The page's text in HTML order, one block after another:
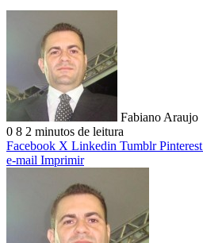
Fabiano Araujo
0 8 2 minutos de leitura
Facebook X Linkedin Tumblr Pinterest
e-mail Imprimir